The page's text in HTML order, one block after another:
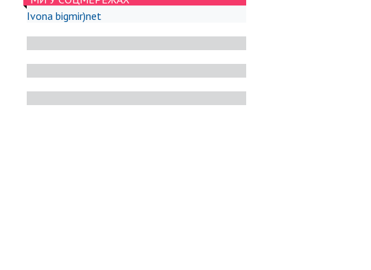
Ivona bigmir)net